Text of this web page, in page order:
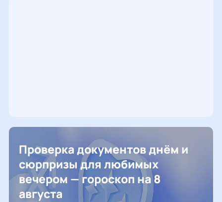
Проверка документов днём и
сюрпризы для любимых
вечером — гороскоп на 8
августа